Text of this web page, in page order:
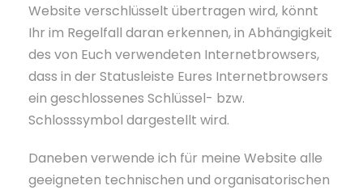
Website verschlüsselt übertragen wird, könnt
Ihr im Regelfall daran erkennen, in Abhängigkeit
des von Euch verwendeten Internetbrowsers,
dass in der Statusleiste Eures Internetbrowsers
ein geschlossenes Schlüssel- bzw.
Schlosssymbol dargestellt wird.
Daneben verwende ich für meine Website alle
geeigneten technischen und organisatorischen